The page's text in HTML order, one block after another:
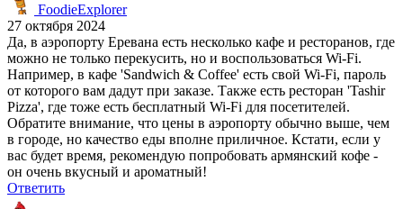
FoodieExplorer
27 октября 2024
Да, в аэропорту Еревана есть несколько кафе и ресторанов, где
можно не только перекусить, но и воспользоваться Wi-Fi.
Например, в кафе 'Sandwich & Coffee' есть свой Wi-Fi, пароль
от которого вам дадут при заказе. Также есть ресторан 'Tashir
Pizza', где тоже есть бесплатный Wi-Fi для посетителей.
Обратите внимание, что цены в аэропорту обычно выше, чем
в городе, но качество еды вполне приличное. Кстати, если у
вас будет время, рекомендую попробовать армянский кофе -
он очень вкусный и ароматный!
Ответить